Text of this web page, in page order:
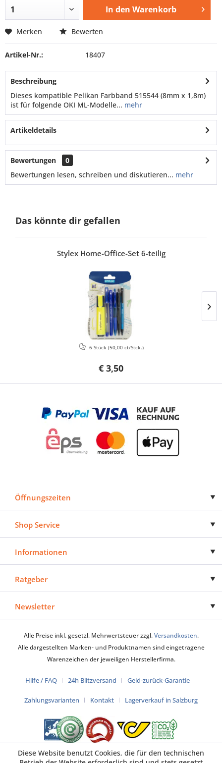
In den Warenkorb
Merken Bewerten
Artikel-Nr.: 18407
Beschreibung
Dieses kompatible Pelikan Farbband 515544 (8mm x 1,8m)
ist für folgende OKI ML-Modelle... mehr
Artikeldetails
Bewertungen
0
Bewertungen lesen, schreiben und diskutieren... mehr
Das könnte dir gefallen
Stylex Home-Office-Set 6-teilig
€ 3,50
6 Stück (50,00 ct/Stck.)
Öffnungszeiten
Shop Service
Informationen
Ratgeber
Newsletter
Alle Preise inkl. gesetzl. Mehrwertsteuer zzgl.Versandkosten.
Alle dargestellten Marken- und Produktnamen sind eingetragene
Warenzeichen der jeweiligen Herstellerfirma.
Hilfe / FAQ 24h Blitzversand Geld-zurück-Garantie
Zahlungsvarianten Kontakt Lagerverkauf in Salzburg
Diese Website benutzt Cookies, die für den technischen